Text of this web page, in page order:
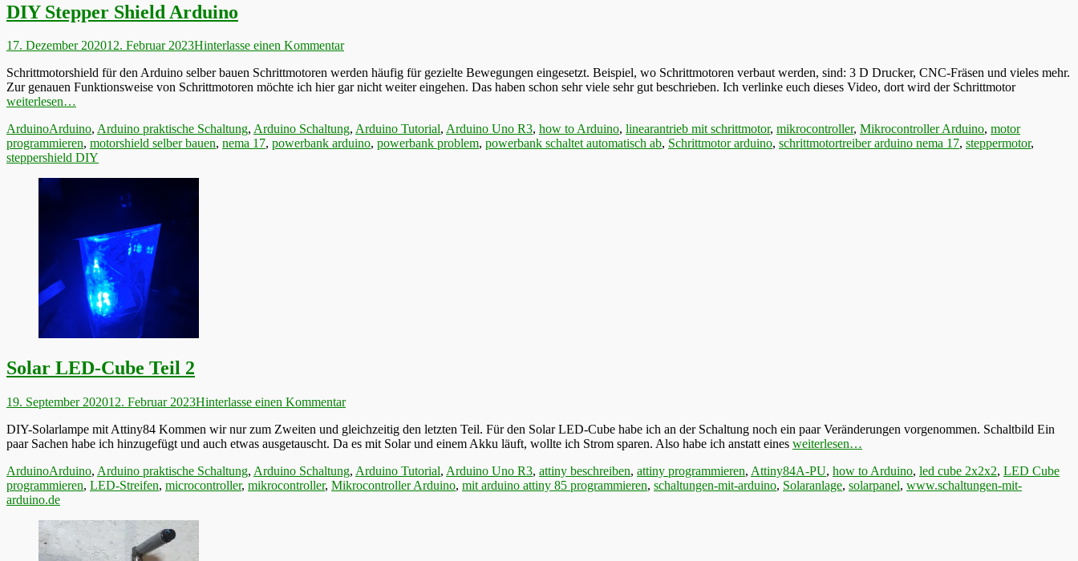
DIY Stepper Shield Arduino
Veröffentlicht
17. Dezember 202012. Februar 2023Hinterlasse einen Kommentar
Schrittmotorshield für den Arduino selber bauen Schrittmotoren werden häufig für gezielte Bewegungen eingesetzt. Beispiel, wo Schrittmotoren verbaut werden, sind: 3 D Drucker, CNC-Fräsen und vieles mehr.
Zur genauen Funktionsweise von Schrittmotoren möchte ich hier gar nicht weiter eingehen. Das haben schon sehr viele sehr gut beschrieben. Ich verlinke euch dieses Video, dort wird der Schrittmotor
weiterlesen…
Kategorien
ArduinoSchlagworte
Arduino, Arduino praktische Schaltung, Arduino Schaltung, Arduino Tutorial, Arduino Uno R3, how to Arduino, linearantrieb mit schrittmotor, mikrocontroller, Mikrocontroller Arduino, motor
programmieren, motorshield selber bauen, nema 17, powerbank arduino, powerbank problem, powerbank schaltet automatisch ab, Schrittmotor arduino, schrittmotortreiber arduino nema 17, steppermotor,
steppershield DIY
Solar LED-Cube Teil 2
Veröffentlicht
19. September 202012. Februar 2023Hinterlasse einen Kommentar
DIY-Solarlampe mit Attiny84 Kommen wir nur zum Zweiten und gleichzeitig den letzten Teil. Für den Solar LED-Cube habe ich an der Schaltung noch ein paar Veränderungen vorgenommen. Schaltbild Ein
paar Sachen habe ich hinzugefügt und auch etwas ausgetauscht. Da es mit Solar und einem Akku läuft, wollte ich Strom sparen. Also habe ich anstatt eines weiterlesen…
Kategorien
ArduinoSchlagworte
Arduino, Arduino praktische Schaltung, Arduino Schaltung, Arduino Tutorial, Arduino Uno R3, attiny beschreiben, attiny programmieren, Attiny84A-PU, how to Arduino, led cube 2x2x2, LED Cube
programmieren, LED-Streifen, microcontroller, mikrocontroller, Mikrocontroller Arduino, mit arduino attiny 85 programmieren, schaltungen-mit-arduino, Solaranlage, solarpanel, www.schaltungen-mit-
arduino.de